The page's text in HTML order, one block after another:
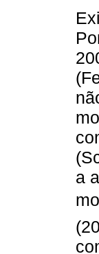
a